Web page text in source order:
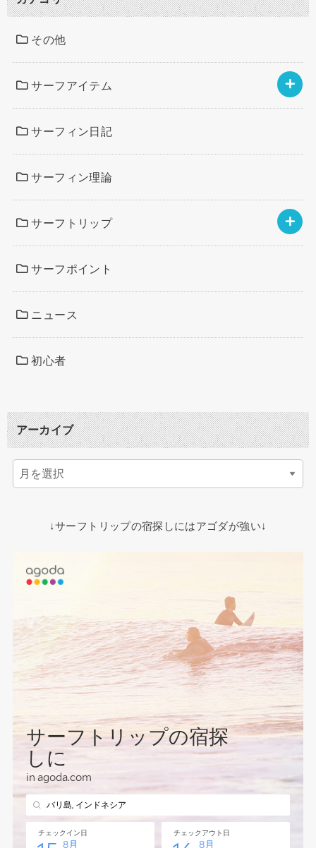
その他
サーフアイテム
サーフィン日記
サーフィン理論
サーフトリップ
サーフポイント
ニュース
初心者
アーカイブ
↓サーフトリップの宿探しにはアゴダが強い↓